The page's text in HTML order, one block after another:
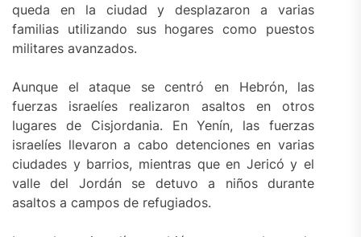
queda en la ciudad y desplazaron a varias
familias utilizando sus hogares como puestos
militares avanzados.
Aunque el ataque se centró en Hebrón, las
fuerzas israelíes realizaron asaltos en otros
lugares de Cisjordania. En Yenín, las fuerzas
israelíes llevaron a cabo detenciones en varias
ciudades y barrios, mientras que en Jericó y el
valle del Jordán se detuvo a niños durante
asaltos a campos de refugiados.